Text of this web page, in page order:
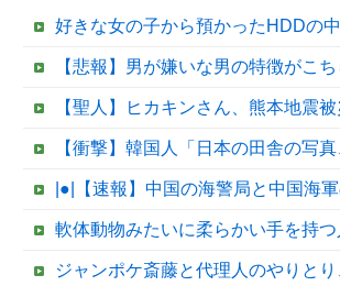
好きな女の子から預かったHDDの中から、とんでもないモ
【悲報】男が嫌いな男の特徴がこちらｗｗｗ
【聖人】ヒカキンさん、熊本地震被災地へ
【衝撃】韓国人「日本の田舎の写真、こ
|●|【速報】中国の海警局と中国海軍の船が衝突2人死亡 南シナ海
軟体動物みたいに柔らかい手を持つ人、話題にｗｗｗｗ「脳が理解
ジャンポケ斎藤と代理人のやりとり、「地獄すぎて完全にコントになってる……」